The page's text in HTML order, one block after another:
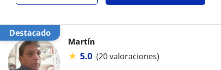
Destacado
Martín
★ 5.0 (20 valoraciones)